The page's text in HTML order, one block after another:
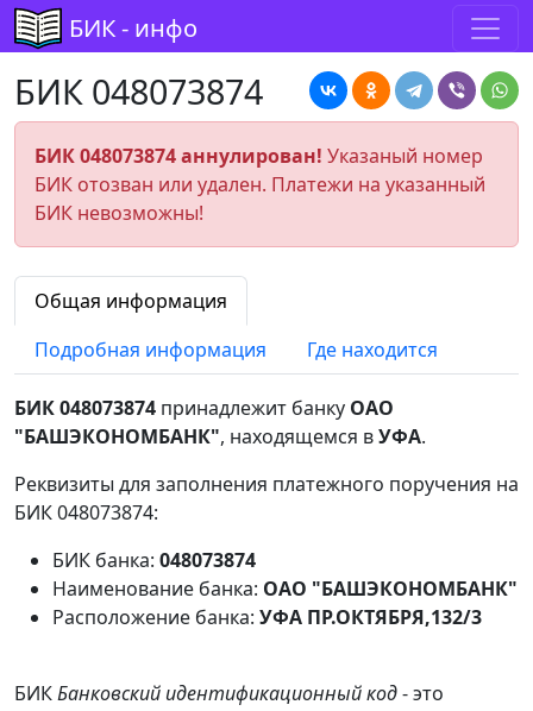
БИК - инфо
БИК 048073874
БИК 048073874 аннулирован! Указаный номер
БИК отозван или удален. Платежи на указанный
БИК невозможны!
Общая информация
Подробная информация
Где находится
БИК 048073874 принадлежит банку ОАО
"БАШЭКОНОМБАНК", находящемся вУФА.
Реквизиты для заполнения платежного поручения на
БИК 048073874:
БИК банка: 048073874
Наименование банка: ОАО "БАШЭКОНОМБАНК"
Расположение банка: УФА ПР.ОКТЯБРЯ,132/3
БИКБанковский идентификационный код- это